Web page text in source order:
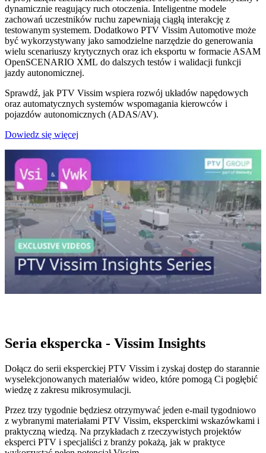
dynamicznie reagujący ruch otoczenia. Inteligentne modele
zachowań uczestników ruchu zapewniają ciągłą interakcję z
testowanym systemem. Dodatkowo PTV Vissim Automotive może
być wykorzystywany jako samodzielne narzędzie do generowania
wielu scenariuszy krytycznych oraz ich eksportu w formacie ASAM
OpenSCENARIO XML do dalszych testów i walidacji funkcji
jazdy autonomicznej.
Sprawdź, jak PTV Vissim wspiera rozwój układów napędowych
oraz automatycznych systemów wspomagania kierowców i
pojazdów autonomicznych (ADAS/AV).
Dowiedz się więcej
Seria ekspercka - Vissim Insights
Dołącz do serii eksperckiej PTV Vissim i zyskaj dostęp do starannie
wyselekcjonowanych materiałów wideo, które pomogą Ci pogłębić
wiedzę z zakresu mikrosymulacji.
Przez trzy tygodnie będziesz otrzymywać jeden e-mail tygodniowo
z wybranymi materiałami PTV Vissim, eksperckimi wskazówkami i
praktyczną wiedzą. Na przykładach z rzeczywistych projektów
eksperci PTV i specjaliści z branży pokażą, jak w praktyce